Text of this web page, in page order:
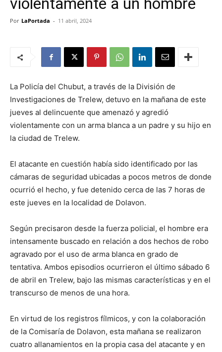
Por LaPortada - 11 abril, 2024
La Policía del Chubut, a través de la División de
Investigaciones de Trelew, detuvo en la mañana de este
jueves al delincuente que amenazó y agredió
violentamente con un arma blanca a un padre y su hijo en
la ciudad de Trelew.
El atacante en cuestión había sido identificado por las
cámaras de seguridad ubicadas a pocos metros de donde
ocurrió el hecho, y fue detenido cerca de las 7 horas de
este jueves en la localidad de Dolavon.
Según precisaron desde la fuerza policial, el hombre era
intensamente buscado en relación a dos hechos de robo
agravado por el uso de arma blanca en grado de
tentativa. Ambos episodios ocurrieron el último sábado 6
de abril en Trelew, bajo las mismas características y en el
transcurso de menos de una hora.
En virtud de los registros fílmicos, y con la colaboración
de la Comisaría de Dolavon, esta mañana se realizaron
cuatro allanamientos en la propia casa del atacante y en